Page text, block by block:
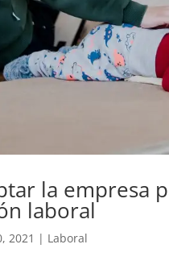
la empresa
laboral
2021 | Laboral